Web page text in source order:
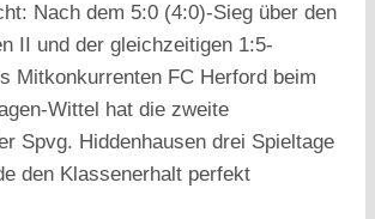
Nach dem 5:0 (4:0)-Sieg über den
II und der gleichzeitigen 1:5-
Mitkonkurrenten FC Herford beim
Wittel hat die zweite
Spvg. Hiddenhausen drei Spieltage
den Klassenerhalt perfekt